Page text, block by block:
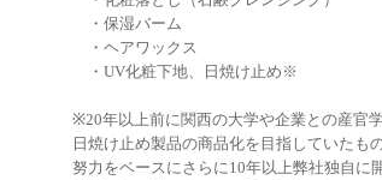
・保湿バーム
・ヘアワックス
・UV化粧下地、日焼け止め※
※20年以上前に関西の大学や企業との産官
日焼け止め製品の商品化を目指していたも
努力をベースにさらに10年以上弊社独自に